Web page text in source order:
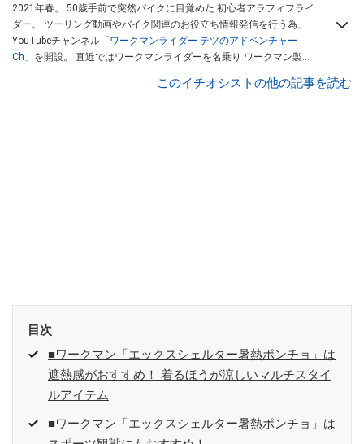
2021年春。 50歳手前で突然バイクに目覚めた 初心者アラフィフライ
ダー。 ツーリング動画やバイク関連のお役立ち情報発信を行う為、
YouTubeチャンネル「 ワークマンライダー テツのアドベンチャー
Ch 」を開設。 直近ではワークマンライダーを名乗り ワークマン製品
このイチオシストの他の記事を読む
目次
■ワークマン「エックスシェルター暑熱ポンチョ」は
遮熱感がおすすめ！ 着るほうが涼しいマルチスタイ
ルアイテム
■ワークマン「エックスシェルター暑熱ポンチョ」は